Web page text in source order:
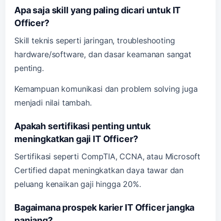
Apa saja skill yang paling dicari untuk IT
Officer?
Skill teknis seperti jaringan, troubleshooting
hardware/software, dan dasar keamanan sangat
penting.
Kemampuan komunikasi dan problem solving juga
menjadi nilai tambah.
Apakah sertifikasi penting untuk
meningkatkan gaji IT Officer?
Sertifikasi seperti CompTIA, CCNA, atau Microsoft
Certified dapat meningkatkan daya tawar dan
peluang kenaikan gaji hingga 20%.
Bagaimana prospek karier IT Officer jangka